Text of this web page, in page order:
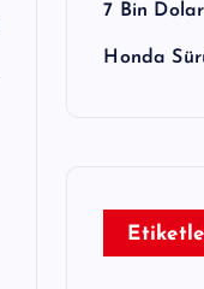
7 Bin
Honda